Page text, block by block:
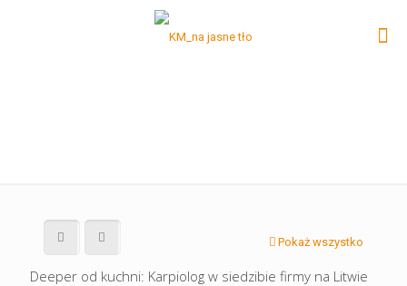
Pokaż wszystko
Deeper od kuchni: Karpiolog w siedzibie firmy na Litwie